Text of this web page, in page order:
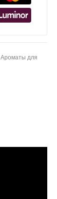
Ароматы для